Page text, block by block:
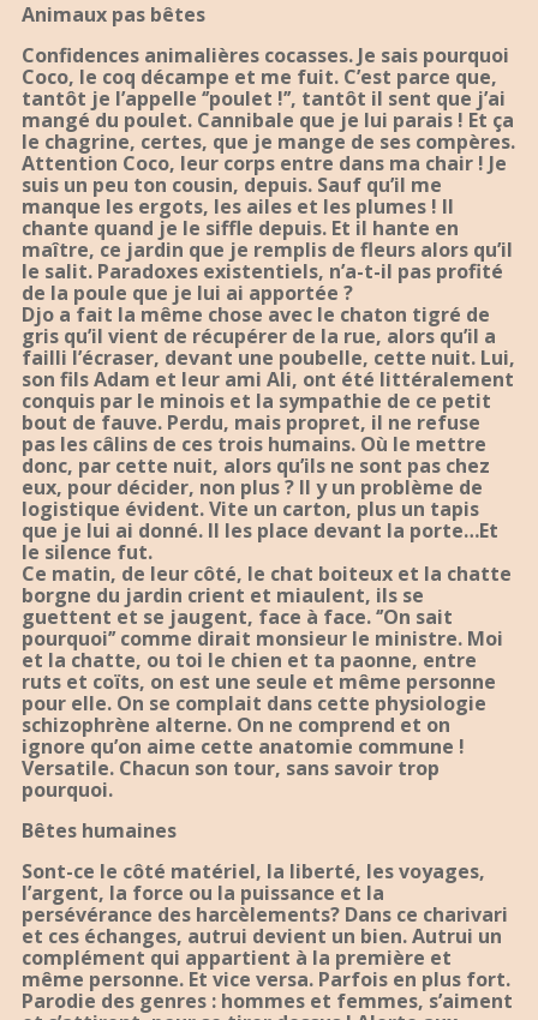
Animaux pas bêtes
Confidences animalières cocasses. Je sais pourquoi
Coco, le coq décampe et me fuit. C’est parce que,
tantôt je l’appelle ‘’poulet !’’, tantôt il sent que j’ai
mangé du poulet. Cannibale que je lui parais ! Et ça
le chagrine, certes, que je mange de ses compères.
Attention Coco, leur corps entre dans ma chair ! Je
suis un peu ton cousin, depuis. Sauf qu’il me
manque les ergots, les ailes et les plumes ! Il
chante quand je le siffle depuis. Et il hante en
maître, ce jardin que je remplis de fleurs alors qu’il
le salit. Paradoxes existentiels, n’a-t-il pas profité
de la poule que je lui ai apportée ?
Djo a fait la même chose avec le chaton tigré de
gris qu’il vient de récupérer de la rue, alors qu’il a
failli l’écraser, devant une poubelle, cette nuit. Lui,
son fils Adam et leur ami Ali, ont été littéralement
conquis par le minois et la sympathie de ce petit
bout de fauve. Perdu, mais propret, il ne refuse
pas les câlins de ces trois humains. Où le mettre
donc, par cette nuit, alors qu’ils ne sont pas chez
eux, pour décider, non plus ? Il y un problème de
logistique évident. Vite un carton, plus un tapis
que je lui ai donné. Il les place devant la porte…Et
le silence fut.
Ce matin, de leur côté, le chat boiteux et la chatte
borgne du jardin crient et miaulent, ils se
guettent et se jaugent, face à face. ‘’On sait
pourquoi’’ comme dirait monsieur le ministre. Moi
et la chatte, ou toi le chien et ta paonne, entre
ruts et coïts, on est une seule et même personne
pour elle. On se complait dans cette physiologie
schizophrène alterne. On ne comprend et on
ignore qu’on aime cette anatomie commune !
Versatile. Chacun son tour, sans savoir trop
pourquoi.
Bêtes humaines
Sont-ce le côté matériel, la liberté, les voyages,
l’argent, la force ou la puissance et la
persévérance des harcèlements? Dans ce charivari
et ces échanges, autrui devient un bien. Autrui un
complément qui appartient à la première et
même personne. Et vice versa. Parfois en plus fort.
Parodie des genres : hommes et femmes, s’aiment